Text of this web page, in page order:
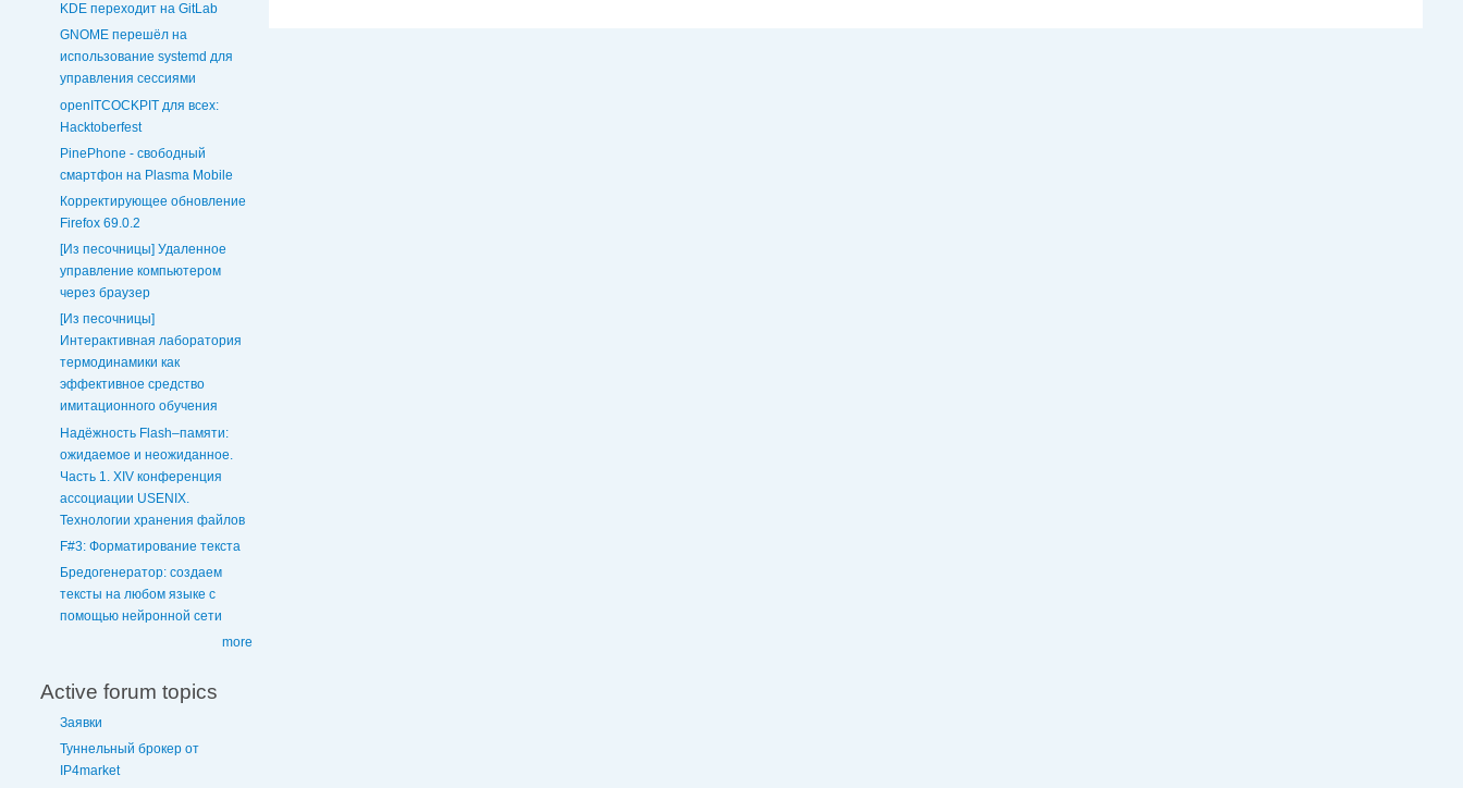
KDE переходит на GitLab
GNOME перешёл на
использование systemd для
управления сессиями
openITCOCKPIT для всех:
Hacktoberfest
PinePhone - свободный
смартфон на Plasma Mobile
Корректирующее обновление
Firefox 69.0.2
[Из песочницы] Удаленное
управление компьютером
через браузер
[Из песочницы]
Интерактивная лаборатория
термодинамики как
эффективное средство
имитационного обучения
Надёжность Flash–памяти:
ожидаемое и неожиданное.
Часть 1. XIV конференция
ассоциации USENIX.
Технологии хранения файлов
F#3: Форматирование текста
Бредогенератор: создаем
тексты на любом языке с
помощью нейронной сети
more
Active forum topics
Заявки
Туннельный брокер от
IP4market